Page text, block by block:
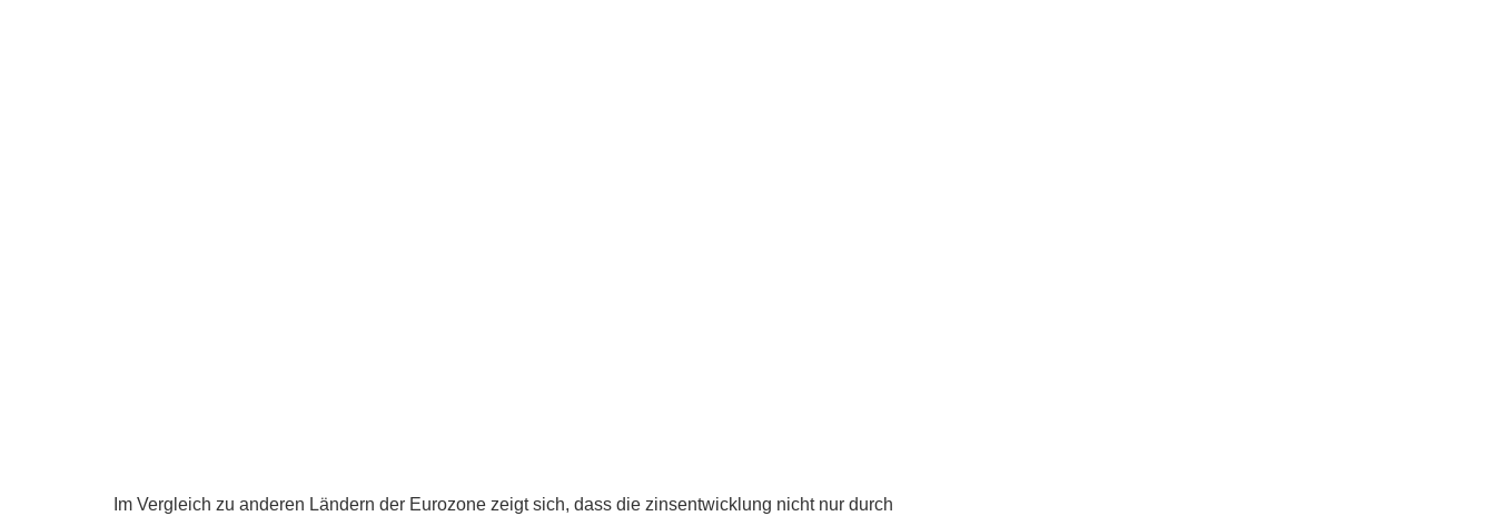
Im Vergleich zu anderen Ländern der Eurozone zeigt sich, dass die zinsentwicklung nicht nur durch